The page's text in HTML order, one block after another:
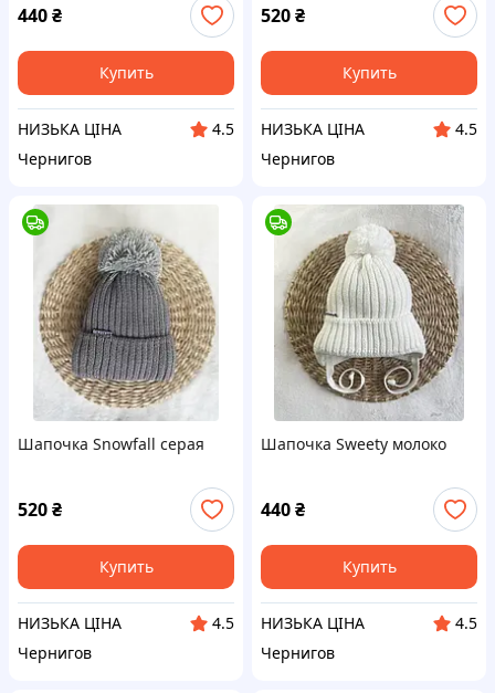
440₴
Купить
НИЗЬКА ЦІНА
4.5
Чернигов
520₴
Купить
НИЗЬКА ЦІНА
4.5
Чернигов
Шапочка Snowfall серая
520₴
Купить
НИЗЬКА ЦІНА
4.5
Чернигов
Шапочка Sweety молоко
440₴
Купить
НИЗЬКА ЦІНА
4.5
Чернигов